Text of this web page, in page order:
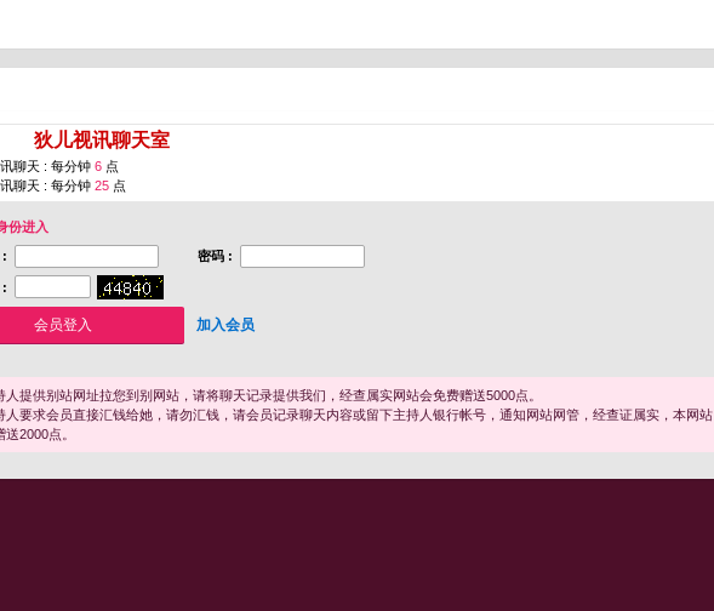
狄儿视讯聊天室
聊天 : 每分钟 6 点
聊天 : 每分钟 25 点
份进入
:
密码 :
:
加入会员
人提供别站网址拉您到别网站，请将聊天记录提供我们，经查属实网站会免费赠送5000点。
人要求会员直接汇钱给她，请勿汇钱，请会员记录聊天内容或留下主持人银行帐号，通知网站网管，经查证属实，本网站
2000点。